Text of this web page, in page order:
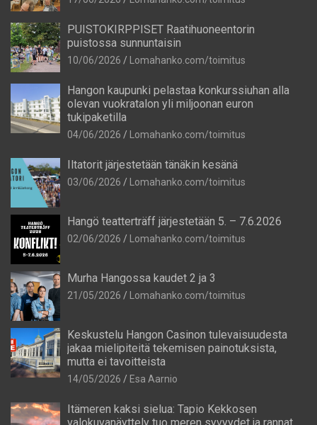
PUISTOKIRPPISET Raatihuoneentorin
puistossa sunnuntaisin
10/06/2026 Lomahanko.com/toimitus
Hangon kaupunki pelastaa konkurssiuhan alla
olevan vuokratalon yli miljoonan euron
tukipaketilla
04/06/2026 Lomahanko.com/toimitus
Iltatorit järjestetään tänäkin kesänä
03/06/2026 Lomahanko.com/toimitus
Hangö teatterträff järjestetään 5. – 7.6.2026
02/06/2026 Lomahanko.com/toimitus
Murha Hangossa kaudet 2 ja 3
21/05/2026 Lomahanko.com/toimitus
Keskustelu Hangon Casinon tulevaisuudesta
jakaa mielipiteitä tekemisen painotuksista,
mutta ei tavoitteista
14/05/2026 Esa Aarnio
Itämeren kaksi sielua: Tapio Kekkosen
valokuvanäyttely tuo meren syvyydet ja rannat